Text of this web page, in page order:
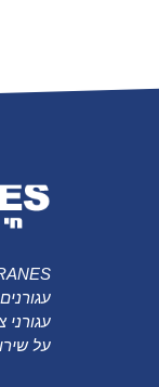
על